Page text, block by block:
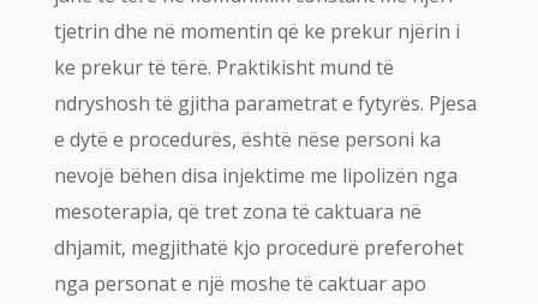
tjetrin dhe në momentin që ke prekur njërin i
ke prekur të tërë. Praktikisht mund të
ndryshosh të gjitha parametrat e fytyrës. Pjesa
e dytë e procedurës, është nëse personi ka
nevojë bëhen disa injektime me lipolizën nga
mesoterapia, që tret zona të caktuara në
dhjamit, megjithatë kjo procedurë preferohet
nga personat e një moshe të caktuar apo